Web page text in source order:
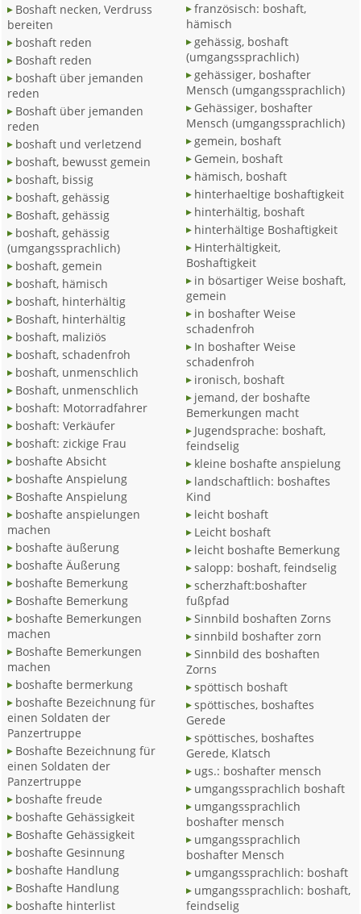
Boshaft necken, Verdruss
bereiten
boshaft reden
Boshaft reden
boshaft über jemanden
reden
Boshaft über jemanden
reden
boshaft und verletzend
boshaft, bewusst gemein
boshaft, bissig
boshaft, gehässig
Boshaft, gehässig
boshaft, gehässig
(umgangssprachlich)
boshaft, gemein
boshaft, hämisch
boshaft, hinterhältig
Boshaft, hinterhältig
boshaft, maliziös
boshaft, schadenfroh
boshaft, unmenschlich
Boshaft, unmenschlich
boshaft: Motorradfahrer
boshaft: Verkäufer
boshaft: zickige Frau
boshafte Absicht
boshafte Anspielung
Boshafte Anspielung
boshafte anspielungen
machen
boshafte äußerung
boshafte Äußerung
boshafte Bemerkung
Boshafte Bemerkung
boshafte Bemerkungen
machen
Boshafte Bemerkungen
machen
boshafte bermerkung
boshafte Bezeichnung für
einen Soldaten der
Panzertruppe
Boshafte Bezeichnung für
einen Soldaten der
Panzertruppe
boshafte freude
boshafte Gehässigkeit
Boshafte Gehässigkeit
boshafte Gesinnung
boshafte Handlung
Boshafte Handlung
boshafte hinterlist
französisch: boshaft,
hämisch
gehässig, boshaft
(umgangssprachlich)
gehässiger, boshafter
Mensch (umgangssprachlich)
Gehässiger, boshafter
Mensch (umgangssprachlich)
gemein, boshaft
Gemein, boshaft
hämisch, boshaft
hinterhaeltige boshaftigkeit
hinterhältig, boshaft
hinterhältige Boshaftigkeit
Hinterhältigkeit,
Boshaftigkeit
in bösartiger Weise boshaft,
gemein
in boshafter Weise
schadenfroh
In boshafter Weise
schadenfroh
ironisch, boshaft
jemand, der boshafte
Bemerkungen macht
Jugendsprache: boshaft,
feindselig
kleine boshafte anspielung
landschaftlich: boshaftes
Kind
leicht boshaft
Leicht boshaft
leicht boshafte Bemerkung
salopp: boshaft, feindselig
scherzhaft:boshafter
fußpfad
Sinnbild boshaften Zorns
sinnbild boshafter zorn
Sinnbild des boshaften
Zorns
spöttisch boshaft
spöttisches, boshaftes
Gerede
spöttisches, boshaftes
Gerede, Klatsch
ugs.: boshafter mensch
umgangssprachlich boshaft
umgangssprachlich
boshafter mensch
umgangssprachlich
boshafter Mensch
umgangssprachlich: boshaft
umgangssprachlich: boshaft,
feindselig